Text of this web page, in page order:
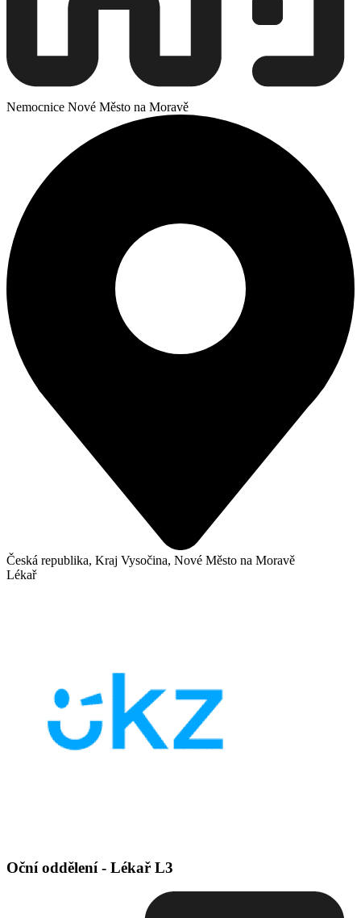
Nemocnice Nové Město na Moravě
Česká republika, Kraj Vysočina, Nové Město na Moravě
Lékař
Oční oddělení - Lékař L3